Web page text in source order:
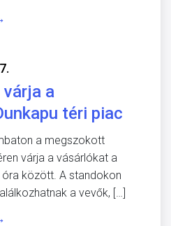
a
téri piac
a megszokott
várja a vásárlókat a
között. A standokon
a vevők, […]